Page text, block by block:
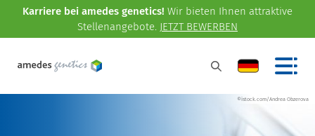
Karriere bei amedes genetics! Wir bieten Ihnen attraktive
Stellenangebote. JETZT BEWERBEN
©istock.com/Andrea Obzerova